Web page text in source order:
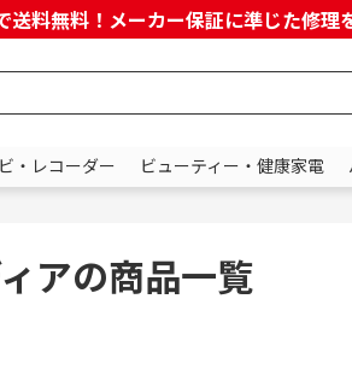
料無料！メーカー保証に準じた修理
・レコーダー ビューティー・健康家電
アの商品一覧